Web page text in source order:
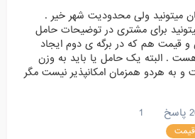
میتونید ولی محدودیت شهر خیر .
برای مشتری در توضیحات حامل
قیمت هم که در برگه ی دوم ایجاد
. البته یک حامل یا باید به وزن
به هردو همزمان امکانپذیر نیست مگر
1